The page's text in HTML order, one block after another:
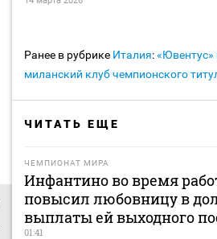
Ранее в рубрике Италия:«Ювентус»
миланский клуб чемпионского
ЧИТАТЬ ЕЩЕ
ЧЕМПИОНАТ МИРА
Инфантино во время
повысил любовницу в
выплаты ей выходного
01:41